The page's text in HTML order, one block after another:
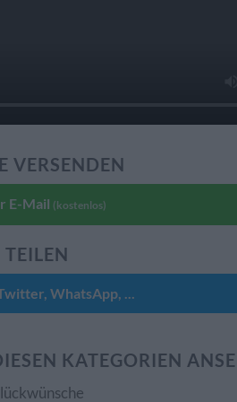
VERSENDEN
E-Mail (kostenlos)
TEILEN
WhatsApp, ...
KATEGORIEN